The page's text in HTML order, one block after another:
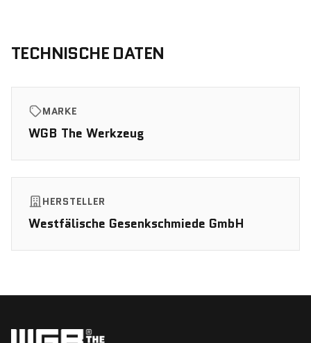
TECHNISCHE DATEN
MARKE
WGB The Werkzeug
HERSTELLER
Westfälische Gesenkschmiede GmbH